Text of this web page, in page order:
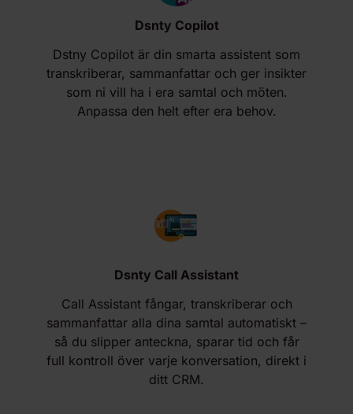
Dsnty Copilot
Dstny Copilot är din smarta assistent som
transkriberar, sammanfattar och ger insikter
som ni vill ha i era samtal och möten.
Anpassa den helt efter era behov.
Dsnty Call Assistant
Call Assistant fångar, transkriberar och
sammanfattar alla dina samtal automatiskt –
så du slipper anteckna, sparar tid och får
full kontroll över varje konversation, direkt i
ditt CRM.